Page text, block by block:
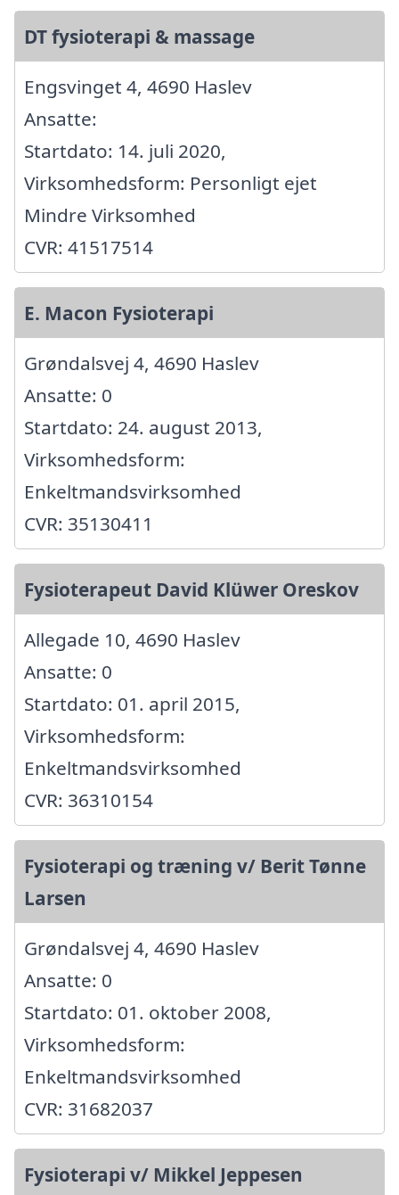
DT fysioterapi & massage
Engsvinget 4, 4690 Haslev
Ansatte:
Startdato: 14. juli 2020,
Virksomhedsform: Personligt ejet
Mindre Virksomhed
CVR: 41517514
E. Macon Fysioterapi
Grøndalsvej 4, 4690 Haslev
Ansatte: 0
Startdato: 24. august 2013,
Virksomhedsform:
Enkeltmandsvirksomhed
CVR: 35130411
Fysioterapeut David Klüwer Oreskov
Allegade 10, 4690 Haslev
Ansatte: 0
Startdato: 01. april 2015,
Virksomhedsform:
Enkeltmandsvirksomhed
CVR: 36310154
Fysioterapi og træning v/ Berit Tønne
Larsen
Grøndalsvej 4, 4690 Haslev
Ansatte: 0
Startdato: 01. oktober 2008,
Virksomhedsform:
Enkeltmandsvirksomhed
CVR: 31682037
Fysioterapi v/ Mikkel Jeppesen